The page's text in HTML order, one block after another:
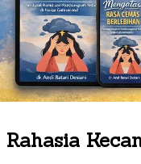
Rahasia